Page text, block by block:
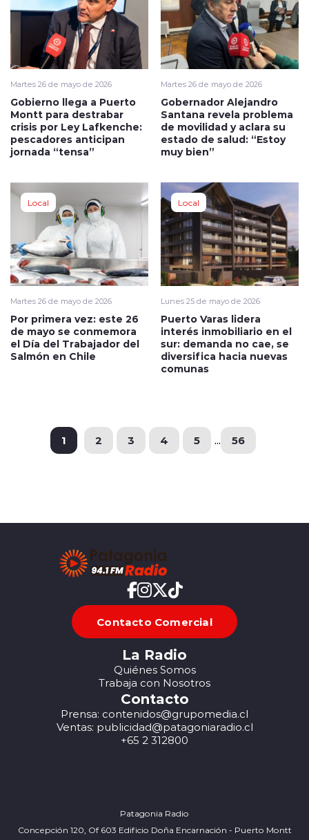
Martes 26 de mayo de 2026
Gobierno llega a Puerto
Montt para destrabar
crisis por Ley Lafkenche:
pescadores anticipan
jornada “tensa”
Martes 26 de mayo de 2026
Gobernador Alejandro
Santana revela problema
de movilidad y aclara su
estado de salud: “Estoy
muy bien”
Local
Martes 26 de mayo de 2026
Por primera vez: este 26
de mayo se conmemora
el Día del Trabajador del
Salmón en Chile
Local
Lunes 25 de mayo de 2026
Puerto Varas lidera
interés inmobiliario en el
sur: demanda no cae, se
diversifica hacia nuevas
comunas
1 2 3 4 5 ... 56
Contacto Comercial
La Radio
Quiénes Somos
Trabaja con Nosotros
Contacto
Prensa: contenidos@grupomedia.cl
Ventas: publicidad@patagoniaradio.cl
+65 2 312800
Patagonia Radio
Concepción 120, Of 603 Edificio Doña Encarnación - Puerto Montt